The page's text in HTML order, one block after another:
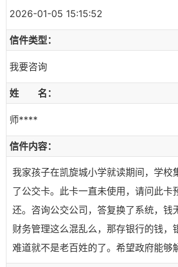
2026-01-05 15:15:52
信件类型：
我要咨询
姓 名：
师****
信件内容：
我家孩子在凯旋城小学就读期间，学校
了公交卡。此卡一直未使用，请问此卡
还。咨询公交公司，答复换了系统，钱
财务管理这么混乱么，那存银行的钱，
难道就不是老百姓的了。希望政府能够